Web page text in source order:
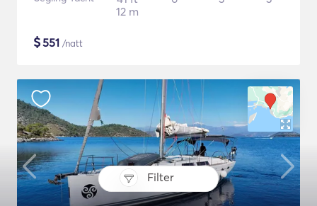
Filter
12 m
$551 /natt